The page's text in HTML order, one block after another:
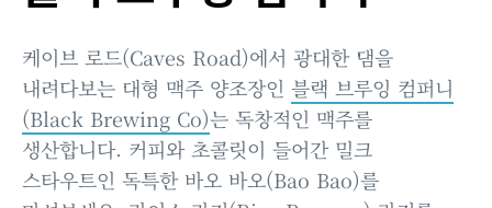
케이브 로드(Caves Road)에서 광대한 댐을
내려다보는 대형 맥주 양조장인 블랙 브루잉 컴퍼니
(Black Brewing Co)는 독창적인 맥주를
생산합니다. 커피와 초콜릿이 들어간 밀크
스타우트인 독특한 바오 바오(Bao Bao)를